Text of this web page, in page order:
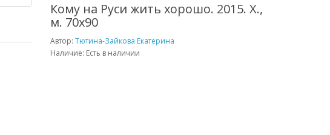
Кому на Руси жить хорошо. 2015. Х.,
м. 70х90
Автор: Тютина-Зайкова Екатерина
Наличие: Есть в наличии